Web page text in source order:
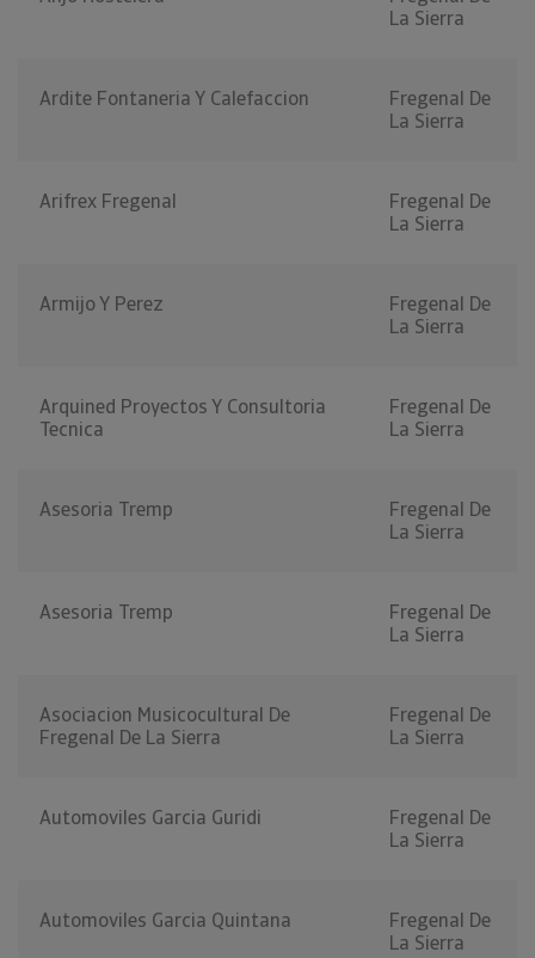
La Sierra
Ardite Fontaneria Y Calefaccion
Fregenal De
La Sierra
Arifrex Fregenal
Fregenal De
La Sierra
Armijo Y Perez
Fregenal De
La Sierra
Arquined Proyectos Y Consultoria
Tecnica
Fregenal De
La Sierra
Asesoria Tremp
Fregenal De
La Sierra
Asesoria Tremp
Fregenal De
La Sierra
Asociacion Musicocultural De
Fregenal De La Sierra
Fregenal De
La Sierra
Automoviles Garcia Guridi
Fregenal De
La Sierra
Automoviles Garcia Quintana
Fregenal De
La Sierra